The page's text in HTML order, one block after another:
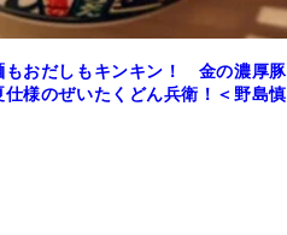
もおだしもキンキン！ 金の濃厚豚
様のぜいたくどん兵衛！＜野島慎